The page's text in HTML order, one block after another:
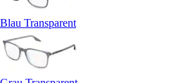
Blau Transparent